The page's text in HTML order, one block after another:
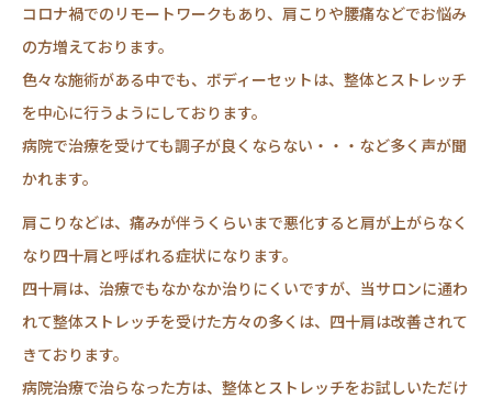
コロナ禍でのリモートワークもあり、肩こりや腰痛などでお悩み
の方増えております。
色々な施術がある中でも、ボディーセットは、整体とストレッチ
を中心に行うようにしております。
病院で治療を受けても調子が良くならない・・・など多く声が聞
かれます。
肩こりなどは、痛みが伴うくらいまで悪化すると肩が上がらなく
なり四十肩と呼ばれる症状になります。
四十肩は、治療でもなかなか治りにくいですが、当サロンに通わ
れて整体ストレッチを受けた方々の多くは、四十肩は改善されて
きております。
病院治療で治らなった方は、整体とストレッチをお試しいただけ